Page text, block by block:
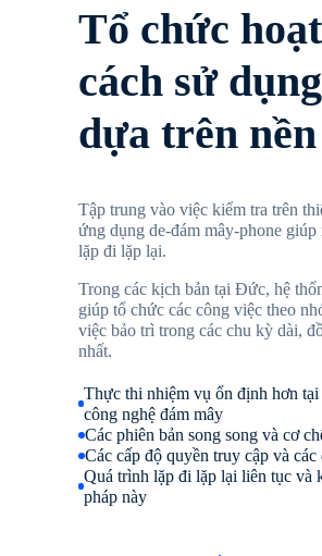
Tổ chức
cách sử
dựa trên
Tập trung vào việc kiểm tra trên
ứng dụng de-đám mây-phone
lặp đi lặp lại.
Trong các kịch bản tại Đức, hệ
giúp tổ chức các công việc theo
việc bảo trì trong các chu kỳ dài,
nhất.
Thực thi nhiệm vụ ổn định hơn
công nghệ đám mây
Các phiên bản song song và cơ
Các cấp độ quyền truy cập và
Quá trình lặp đi lặp lại liên tục và
pháp này